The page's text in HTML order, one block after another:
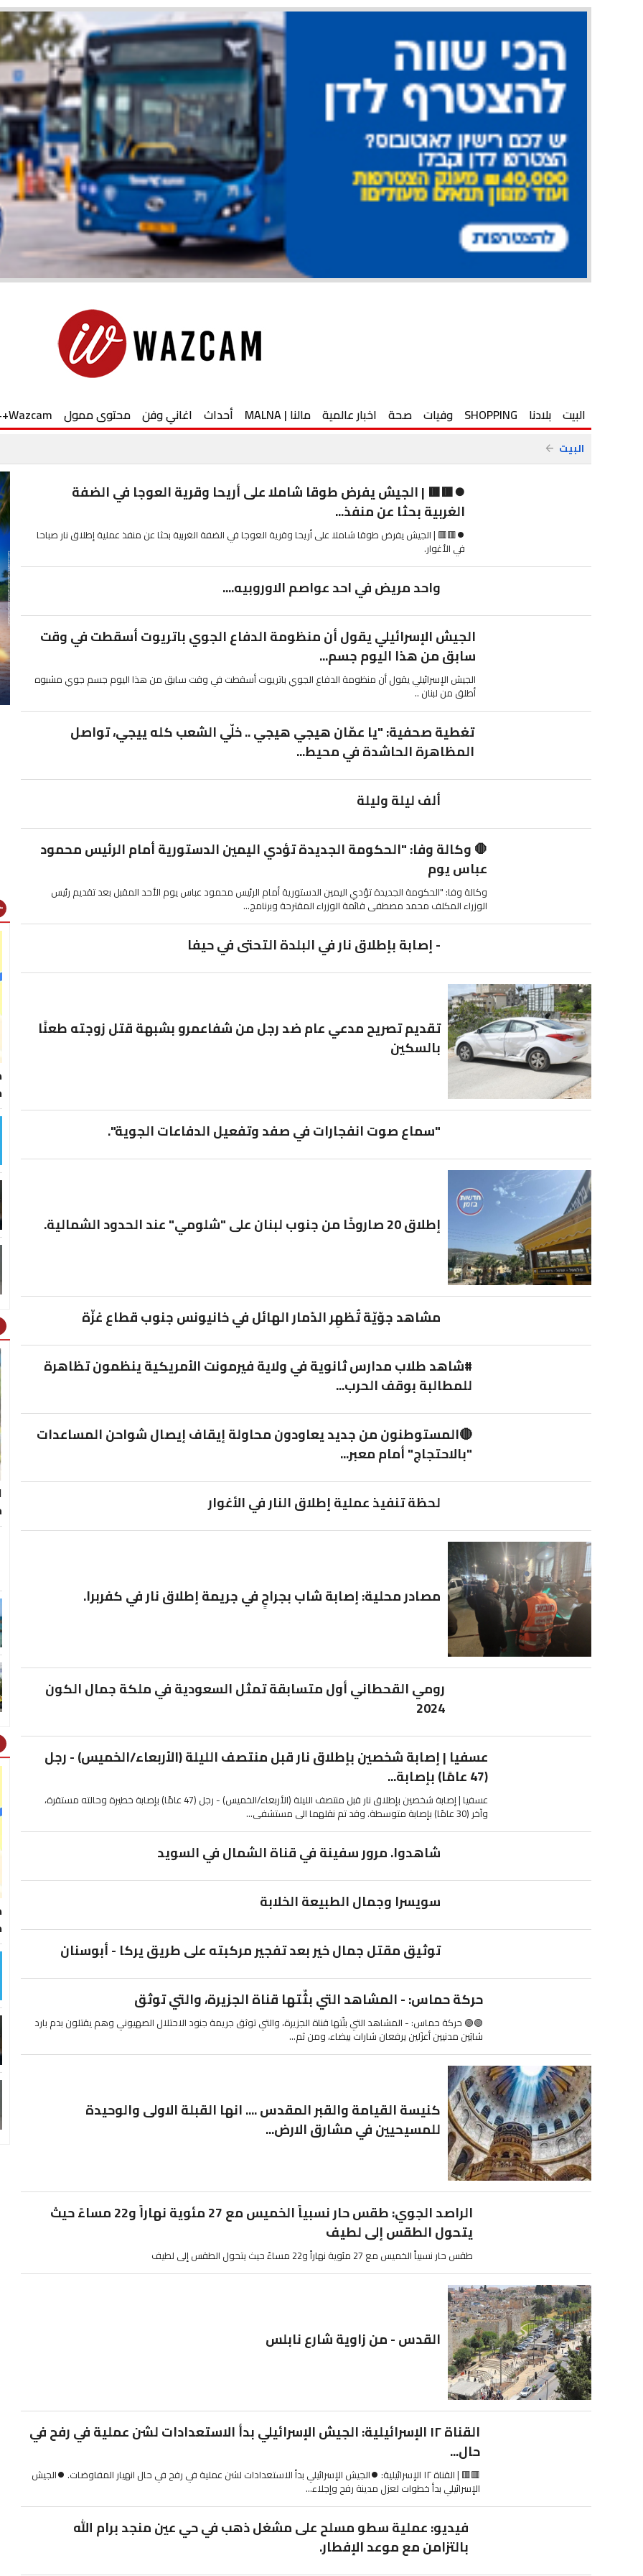
البيت بلادنا SHOPPING وفيات صحة اخبار عالمية مالنا | MALNA أحداث اغاني وفن محتوى ممول Wazcam++
البيت arrow_back
⏺🟥🟥 | الجيش يفرض طوقا شاملا على أريحا وقرية العوجا في الضفة
الغربية بحثا عن منفذ...
⏺🟥🟥 | الجيش يفرض طوقا شاملا على أريحا وقرية العوجا في الضفة الغربية بحثا عن منفذ عملية إطلاق نار صباحا
في الأغوار.
واحد مريض في احد عواصم الاوروبيه....
الجيش الإسرائيلي يقول أن منظومة الدفاع الجوي باتريوت أسقطت في وقت
سابق من هذا اليوم جسم...
الجيش الإسرائيلي يقول أن منظومة الدفاع الجوي باتريوت أسقطت في وقت سابق من هذا اليوم جسم جوي مشبوه
أطلق من لبنان ..
تغطية صحفية: "يا عمّان هيجي هيجي .. خلّي الشعب كله ييجي، تواصل
المظاهرة الحاشدة في محيط...
ألف ليلة وليلة
🛑 وكالة وفا: "الحكومة الجديدة تؤدي اليمين الدستورية أمام الرئيس محمود
عباس يوم
وكالة وفا: "الحكومة الجديدة تؤدي اليمين الدستورية أمام الرئيس محمود عباس يوم الأحد المقبل بعد تقديم رئيس
الوزراء المكلف محمد مصطفى قائمة الوزراء المقترحة وبرنامج...
- إصابة بإطلاق نار في البلدة التحتى في حيفا
تقديم تصريح مدعي عام ضد رجل من شفاعمرو بشبهة قتل زوجته طعنًا
بالسكين
"سماع صوت انفجارات في صفد وتفعيل الدفاعات الجوية".
إطلاق 20 صاروخًا من جنوب لبنان على "شلومي" عند الحدود الشمالية.
مشاهد جوّيّة تُظهِر الدّمار الهائل في خانيونس جنوب قطاع غزّة
#شاهد طلاب مدارس ثانوية في ولاية فيرمونت الأمريكية ينظمون تظاهرة
للمطالبة بوقف الحرب...
🔴المستوطنون من جديد يعاودون محاولة إيقاف إيصال شواحن المساعدات
"بالاحتجاج" أمام معبر...
لحظة تنفيذ عملية إطلاق النار في الأغوار
مصادر محلية: إصابة شاب بجراحٍ في جريمة إطلاق نار في كفربرا.
رومي القحطاني أول متسابقة تمثل السعودية في ملكة جمال الكون
2024
عسفيا | إصابة شخصين بإطلاق نار قبل منتصف الليلة (الأربعاء/الخميس) - رجل
(47 عامًا) بإصابة...
عسفيا | إصابة شخصين بإطلاق نار قبل منتصف الليلة (الأربعاء/الخميس) - رجل (47 عامًا) بإصابة خطيرة وحالته مستقرة،
وآخر (30 عامًا) بإصابة متوسطة. وقد تم نقلهما الى مستشفى...
شاهدوا. مرور سفينة في قناة الشمال في السويد
سويسرا وجمال الطبيعة الخلابة
توثيق مقتل جمال خير بعد تفجير مركبته على طريق يركا - أبوسنان
حركة حماس: - المشاهد التي بثّتها قناة الجزيرة، والتي توثق
🟢🟢 حركة حماس: - المشاهد التي بثّتها قناة الجزيرة، والتي توثق جريمة جنود الاحتلال الصهيوني وهم يقتلون بدم بارد
شابَين مدنيين أعزَلين يرفعان شارات بيضاء، ومن ثم...
كنيسة القيامة والقبر المقدس .... انها القبلة الاولى والوحيدة
للمسيحيين في مشارق الارض...
الراصد الجوي: طقس حار نسبياً الخميس مع 27 مئوية نهاراً و22 مساءً حيث
يتحول الطقس إلى لطيف
طقس حار نسبياً الخميس مع 27 مئوية نهاراً و22 مساءً حيث يتحول الطقس إلى لطيف
القدس - من زاوية شارع نابلس
القناة ١٢ الإسرائيلية: الجيش الإسرائيلي بدأ الاستعدادات لشن عملية في رفح في
حال...
🟥🟥 | القناة ١٢ الإسرائيلية: ⏺الجيش الإسرائيلي بدأ الاستعدادات لشن عملية في رفح في حال انهيار المفاوضات. ⏺الجيش
الإسرائيلي بدأ خطوات لعزل مدينة رفح وإجلاء...
فيديو: عملية سطو مسلح على مشغل ذهب في حي عين منجد برام الله
بالتزامن مع موعد الإفطار.